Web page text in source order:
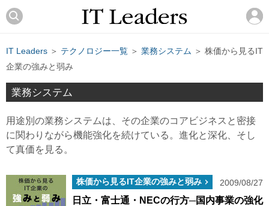
IT Leaders ＞ テクノロジー一覧 ＞ 業務システム ＞ 株価から見るIT
企業の強みと弱み
業務システム
用途別の業務システムは、その企業のコアビジネスと密接
に関わりながら機能強化を続けている。進化と深化、そし
て真価を見る。
株価から見るIT企業の強みと弱み 2009/08/27
日立・富士通・NECの行方─国内事業の強化